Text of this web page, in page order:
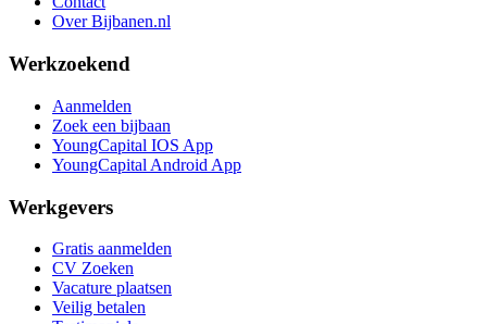
Over Bijbanen.nl
Werkzoekend
Aanmelden
Zoek een bijbaan
YoungCapital IOS App
YoungCapital Android App
Werkgevers
Gratis aanmelden
CV Zoeken
Vacature plaatsen
Veilig betalen